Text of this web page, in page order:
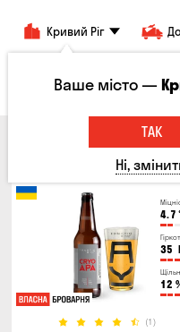
Кривий Ріг
Всі товари Пиво
4.7
35
12
(1)
Ваше місто —
ТАК
Ні,